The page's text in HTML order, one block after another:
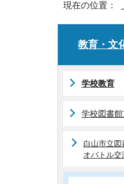
現在の位置：
教育・文
学校教育
学校図書
白山市立図
オバトル交